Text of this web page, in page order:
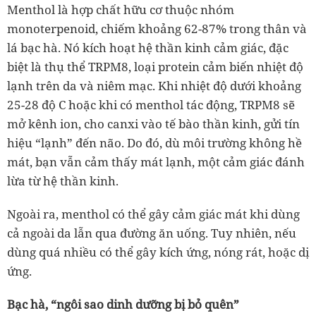
Menthol là hợp chất hữu cơ thuộc nhóm
monoterpenoid, chiếm khoảng 62-87% trong thân và
lá bạc hà. Nó kích hoạt hệ thần kinh cảm giác, đặc
biệt là thụ thể TRPM8, loại protein cảm biến nhiệt độ
lạnh trên da và niêm mạc. Khi nhiệt độ dưới khoảng
25-28 độ C hoặc khi có menthol tác động, TRPM8 sẽ
mở kênh ion, cho canxi vào tế bào thần kinh, gửi tín
hiệu “lạnh” đến não. Do đó, dù môi trường không hề
mát, bạn vẫn cảm thấy mát lạnh, một cảm giác đánh
lừa từ hệ thần kinh.
Ngoài ra, menthol có thể gây cảm giác mát khi dùng
cả ngoài da lẫn qua đường ăn uống. Tuy nhiên, nếu
dùng quá nhiều có thể gây kích ứng, nóng rát, hoặc dị
ứng.
Bạc hà, “ngôi sao dinh dưỡng bị bỏ quên”